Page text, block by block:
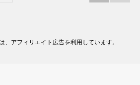
、アフィリエイト広告を利用しています。